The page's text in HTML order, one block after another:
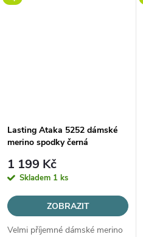
Lasting Ataka 5252 dámské
merino spodky černá
1 199 Kč
Skladem 1 ks
ZOBRAZIT
Velmi příjemné dámské merino